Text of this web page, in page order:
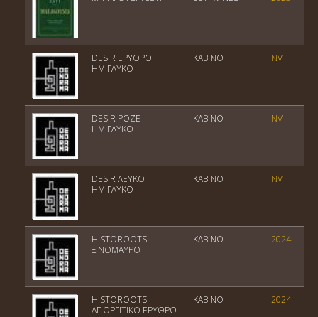
DESIR ΕΡΥΘΡΟ
ΗΜΙΓΛΥΚΟ
ΚΑΒΙΝΟ NV
DESIR ΡΟΖΕ
ΗΜΙΓΛΥΚΟ
ΚΑΒΙΝΟ NV
DESIR ΛΕΥΚΟ
ΗΜΙΓΛΥΚΟ
ΚΑΒΙΝΟ NV
HISTOROOTS
ΞΙΝΟΜΑΥΡΟ
ΚΑΒΙΝΟ 2024
HISTOROOTS
ΑΓΙΩΡΓΙΤΙΚΟ ΕΡΥΘΡΟ
ΚΑΒΙΝΟ 2024